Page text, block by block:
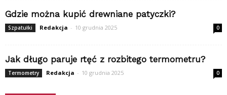
Gdzie można kupić drewniane patyczki?
Szpatułki Redakcja - 10 grudnia 2025 0
Jak długo paruje rtęć z rozbitego termometru?
Termometry Redakcja - 10 grudnia 2025 0